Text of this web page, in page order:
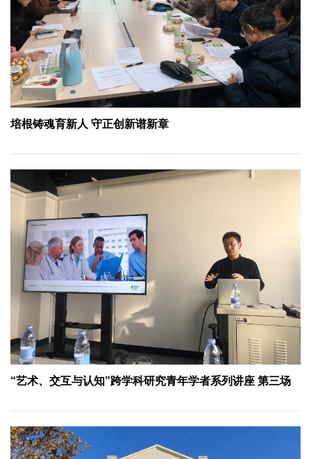
培根铸魂育新人 守正创新谱新章
“艺术、交互与认知”跨学科研究青年学者系列讲座 第三场